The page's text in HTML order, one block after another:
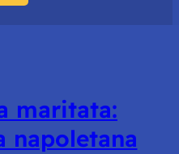
maritata:
napoletana